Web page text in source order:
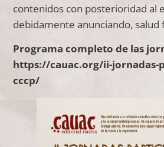
contenidos con posterioridad al
debidamente anunciando, salud
Programa completo de las
https://cauac.org/ii-jornadas-
cccp/